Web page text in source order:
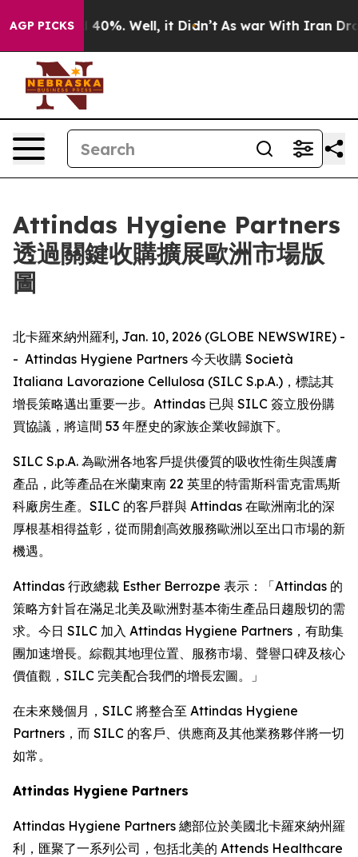
AGP PICKS
Around 40%. Well, it Didn’t As war With Iran
Attindas Hygiene Partners
透過關鍵收購擴展歐洲市場版
圖
北卡羅來納州羅利, Jan. 10, 2026 (GLOBE NEWSWIRE) -
- Attindas Hygiene Partners 今天收購 Società
Italiana Lavorazione Cellulosa (SILC S.p.A.)，標誌其
增長策略邁出重要一步。Attindas 已與 SILC 簽立股份購
買協議，將這間 53 年歷史的家族企業收歸旗下。
SILC S.p.A. 為歐洲各地客戶提供優質的吸收性衛生與護膚
產品，此等產品在米蘭東南 22 英里的特雷斯科雷克雷馬斯
科廠房生產。SILC 的客戶群與 Attindas 在歐洲南北的深
厚根基相得益彰，從而開創高效服務歐洲以至出口市場的新
機遇。
Attindas 行政總裁 Esther Berrozpe 表示：「Attindas 的
策略方針旨在滿足北美及歐洲對基本衛生產品日趨殷切的需
求。今日 SILC 加入 Attindas Hygiene Partners，有助集
團加速增長。綜觀其地理位置、服務市場、聲譽口碑及核心
價值觀，SILC 完美配合我們的增長宏圖。」
在未來幾個月，SILC 將整合至 Attindas Hygiene
Partners，而 SILC 的客戶、供應商及其他業務夥伴將一切
如常。
Attindas Hygiene Partners
Attindas Hygiene Partners 總部位於美國北卡羅來納州羅
利，匯聚了一系列公司，包括北美的 Attends Healthcare